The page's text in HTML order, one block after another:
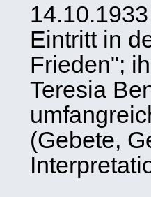
14.10.1933
Eintritt in
Frieden";
Teresia
(Gebete,